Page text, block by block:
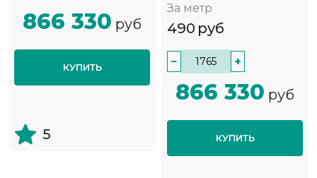
866 330 руб
КУПИТЬ
5
За метр
490 руб
− +
866 330 руб
КУПИТЬ